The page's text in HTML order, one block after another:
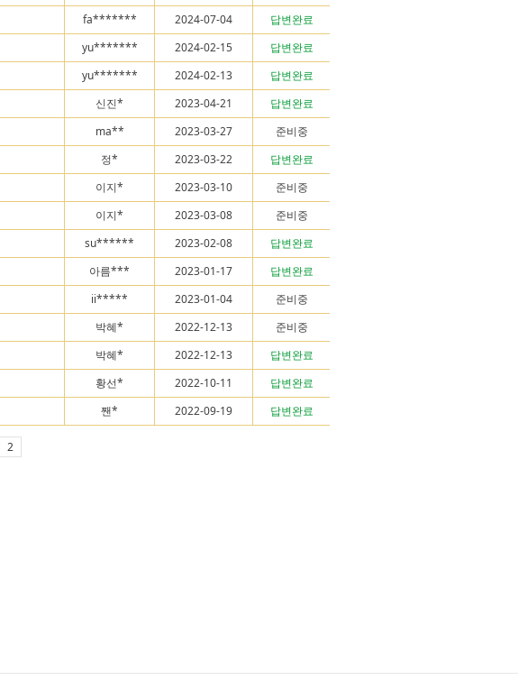
fa******* 2024-07-04
답변완료
yu******* 2024-02-15
답변완료
yu******* 2024-02-13
답변완료
신진* 2023-04-21
답변완료
ma** 2023-03-27
준비중
정* 2023-03-22
답변완료
이지* 2023-03-10
준비중
이지* 2023-03-08
준비중
su****** 2023-02-08
답변완료
아름*** 2023-01-17
답변완료
ii***** 2023-01-04
준비중
박혜* 2022-12-13
준비중
박혜* 2022-12-13
답변완료
황선* 2022-10-11
답변완료
짼* 2022-09-19 답변완료
2